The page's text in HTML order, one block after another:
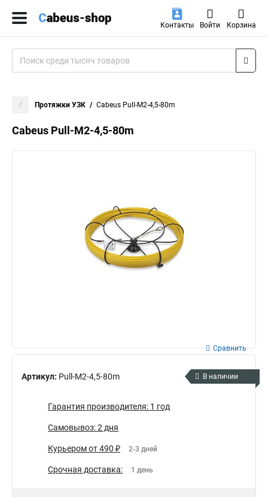
Контакты Войти Корзина
Протяжки УЗК Cabeus Pull-M2-4,5-80m
Cabeus Pull-M2-4,5-80m
Артикул: Pull-M2-4,5-80m
Сравнить
В наличии
Гарантия производителя: 1 год
Самовывоз: 2 дня
Курьером от 490 ₽ 2-3 дней
Срочная доставка: 1 день